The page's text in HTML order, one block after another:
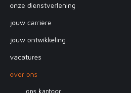
onze dienstverlening
jouw carrière
jouw ontwikkeling
vacatures
over ons
ons kantoor